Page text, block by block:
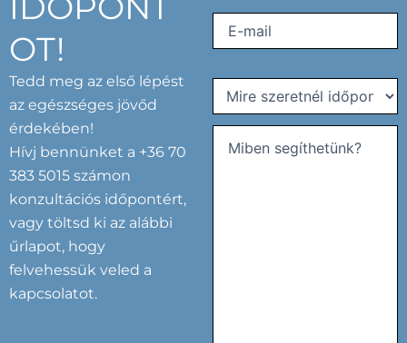
OT!
Tedd meg az első lépést
az egészséges jövőd
érdekében!
Hívj bennünket a +36 70
383 5015 számon
konzultációs időpontért,
vagy töltsd ki az alábbi
űrlapot, hogy
felvehessük veled a
kapcsolatot.
Email(Kötelező)
Mire
szeretnél
időpontot
kérni?
Comments(Kötelező)